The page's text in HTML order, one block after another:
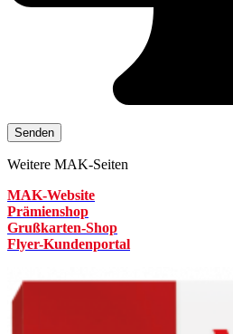
Weitere MAK-Seiten
MAK-Website
Prämienshop
Grußkarten-Shop
Flyer-Kundenportal